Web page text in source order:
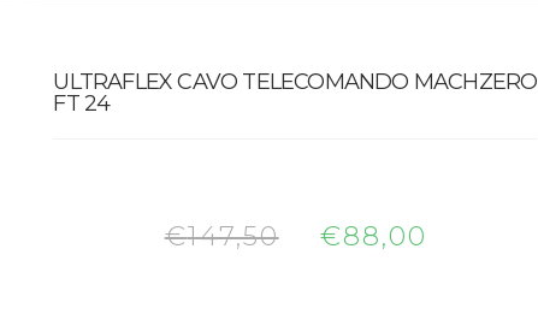
ULTRAFLEX CAVO TELECOMANDO MACHZERO
FT 24
€147,50 €88,00